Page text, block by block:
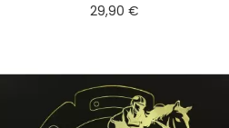
29,90 €